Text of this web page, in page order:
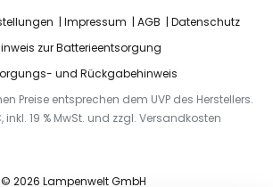
Impressum AGB
Datenschutz
zur Batterieentsorgung
und Rückgabehinweis
Preise entsprechen dem UVP des Herstellers.
inkl. 19 % MwSt. und zzgl. Versandkosten
© 2026 Lampenwelt GmbH